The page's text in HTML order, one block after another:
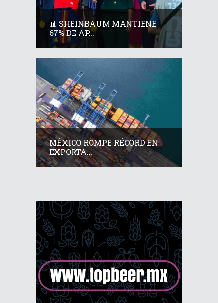
📊 SHEINBAUM MANTIENE
67% DE AP...
MÉXICO ROMPE RÉCORD EN
EXPORTA...